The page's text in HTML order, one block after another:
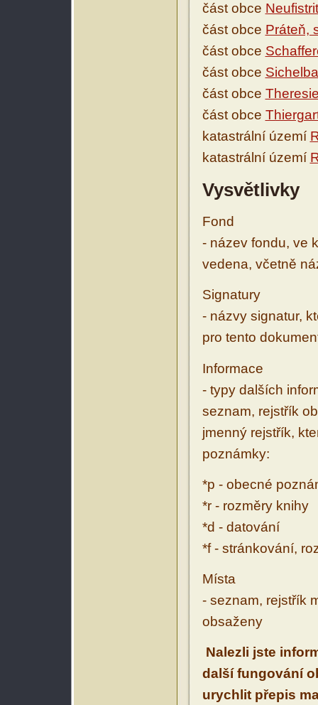
část obce
část obce Práteň,
část obce
část obce
část obce
část obce
katastrální území
katastrální území
Vysvětlivky
Fond
- název fondu, ve
vedena, včetně
Signatury
- názvy signatur,
pro tento
Informace
- typy dalších
seznam, rejstřík
jmenný rejstřík,
poznámky:
*p - obecné
*r - rozměry knihy
*d - datování
*f - stránkování,
Místa
- seznam, rejstřík
obsaženy
Nalezli jste
další fungování
urychlit přepis